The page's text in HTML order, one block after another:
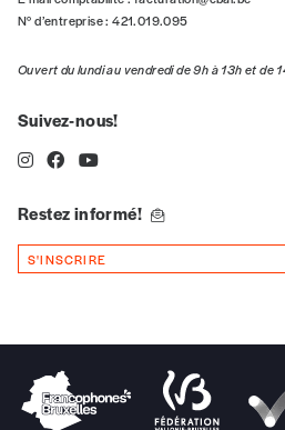
découverte
Cadeau
lui un abonnement ou
J’offre un
N° d’entreprise : 421.019.095
Ouvert du lundi au vendredi de 9h à 13h et de
Suivez-nous!
Restez informé!
S'INSCRIRE